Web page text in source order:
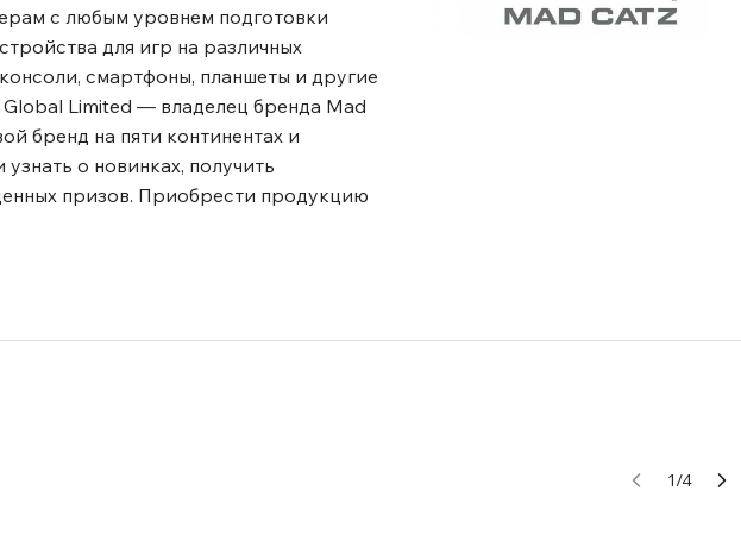
с любым уровнем подготовки
для игр на различных
смартфоны, планшеты и другие
Limited — владелец бренда Mad
бренд на пяти континентах и
о новинках, получить
призов. Приобрести продукцию
1/4